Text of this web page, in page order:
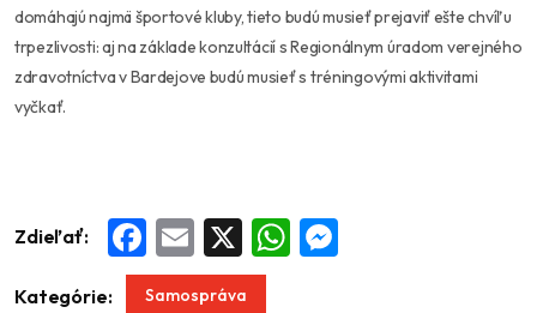
domáhajú najmä športové kluby, tieto budú musieť prejaviť ešte chvíľu
trpezlivosti: aj na základe konzultácií s Regionálnym úradom verejného
zdravotníctva v Bardejove budú musieť s tréningovými aktivitami
vyčkať.
Zdieľať: Facebook
Email WhatsApp
Kategórie: Samospráva